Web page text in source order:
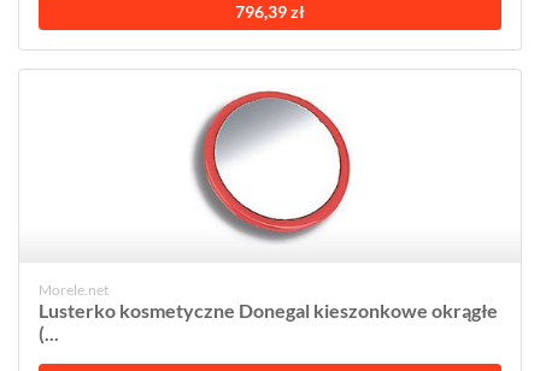
796,39 zł
Morele.net
Lusterko kosmetyczne Donegal kieszonkowe okrągłe
(...